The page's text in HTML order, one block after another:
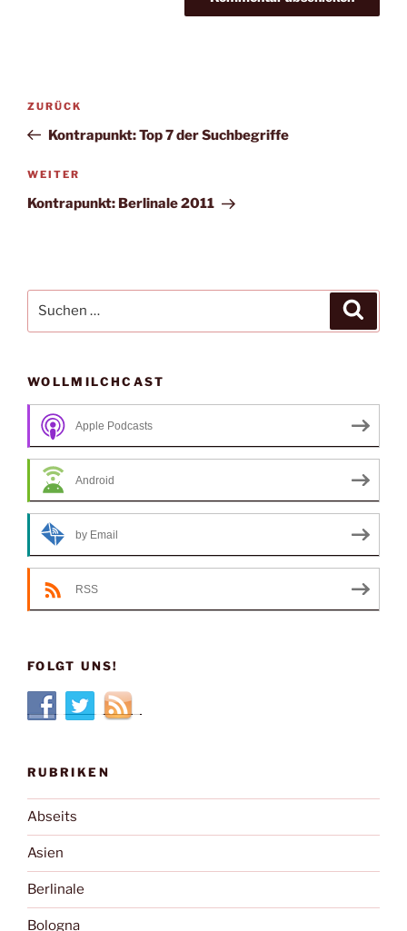
Beitragsnavigation
Vorheriger
Beitrag
ZURÜCK
Kontrapunkt: Top 7 der Suchbegriffe
Nächster
Beitrag
WEITER
Kontrapunkt: Berlinale 2011
nach:
WOLLMILCHCAST
Apple Podcasts
Android
by Email
RSS
FOLGT UNS!
RUBRIKEN
Abseits
Asien
Berlinale
Bologna